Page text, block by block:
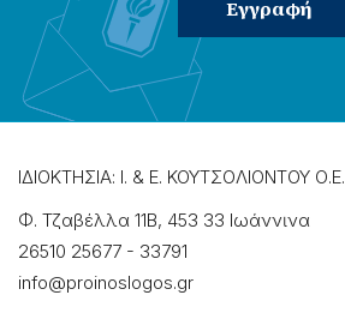
ΙΔΙΟΚΤΗΣΙΑ: Ι. & Ε. ΚΟΥΤΣΟΛΙΟΝΤΟΥ Ο.Ε.
Φ. Τζαβέλλα 11Β, 453 33 Ιωάννɩνα
26510 25677 - 33791
info@proinoslogos.gr